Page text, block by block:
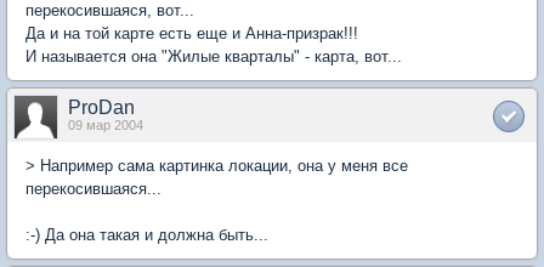
перекосившаяся, вот...
Да и на той карте есть еще и Анна-призрак!!!
И называется она "Жилые кварталы" - карта, вот...
ProDan
09 мар 2004
> Например сама картинка локации, она у меня все
перекосившаяся...
:-) Да она такая и должна быть...